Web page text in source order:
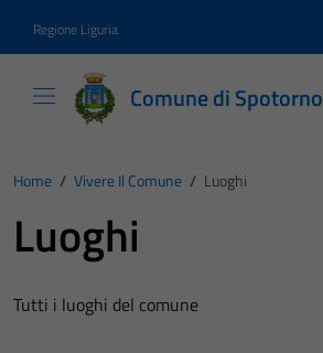
Regione Liguria
Comune di Spotorno
Home / Vivere Il Comune / Luoghi
Luoghi
Tutti i luoghi del comune